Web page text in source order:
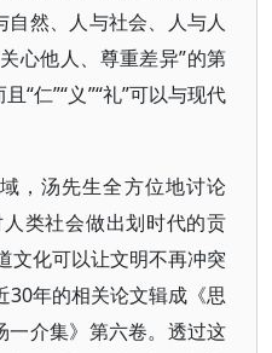
然、人与社会、人与人
心他人、尊重差异”的第
“仁”“义”“礼”可以与现代
，汤先生全方位地讨论
类社会做出划时代的贡
文化可以让文明不再冲突
30年的相关论文辑成《思
一介集》第六卷。透过这